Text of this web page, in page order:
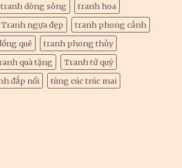
tranh dòng sông
tranh hoa
Tranh ngựa đẹp
tranh phong cảnh
quê
tranh phong thủy
quà tặng
Tranh tứ quý
đắp nổi
tùng cúc trúc mai